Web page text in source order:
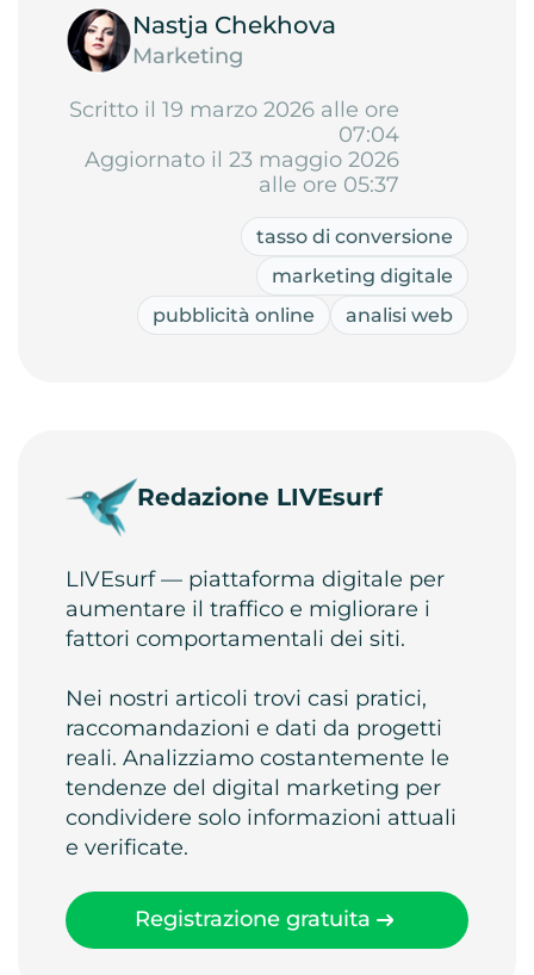
Nastja Chekhova
Marketing
Scritto il 19 marzo 2026 alle ore
07:04
Aggiornato il 23 maggio 2026
alle ore 05:37
tasso di conversione
marketing digitale
pubblicità online
analisi web
Redazione LIVEsurf
LIVEsurf — piattaforma digitale per
aumentare il traffico e migliorare i
fattori comportamentali dei siti.
Nei nostri articoli trovi casi pratici,
raccomandazioni e dati da progetti
reali. Analizziamo costantemente le
tendenze del digital marketing per
condividere solo informazioni attuali
e verificate.
Registrazione gratuita